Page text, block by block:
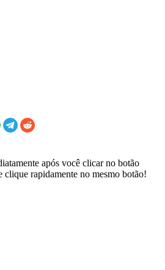
após você clicar no botão
rapidamente no mesmo botão!